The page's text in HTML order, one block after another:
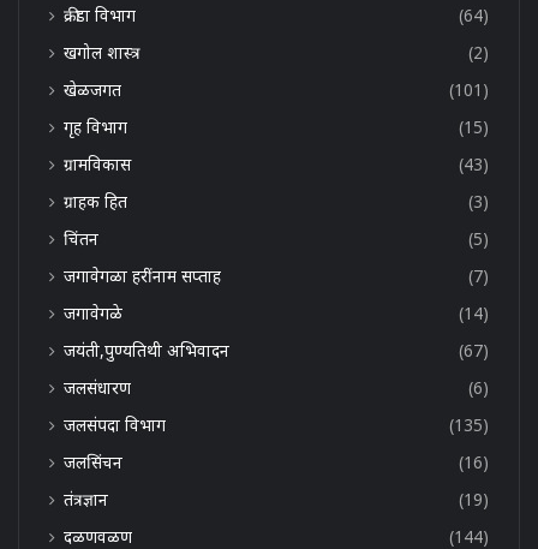
क्रीडा विभाग
(64)
खगोल शास्त्र
(2)
खेळजगत
(101)
गृह विभाग
(15)
ग्रामविकास
(43)
ग्राहक हित
(3)
चिंतन
(5)
जगावेगळा हरींनाम सप्ताह
(7)
जगावेगळे
(14)
जयंती,पुण्यतिथी अभिवादन
(67)
जलसंधारण
(6)
जलसंपदा विभाग
(135)
जलसिंचन
(16)
तंत्रज्ञान
(19)
दळणवळण
(144)